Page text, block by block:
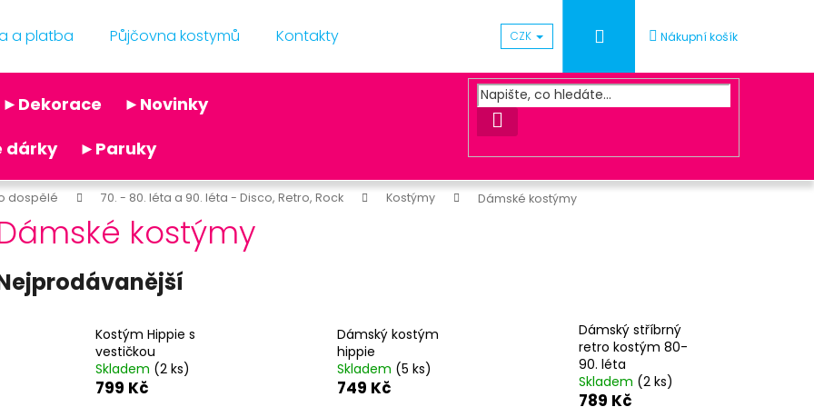
a platba Půjčovna kostymů Kontakty CZK PřihlášeníNákupní košík
►Dekorace
►Novinky
dárky ►Paruky
HLEDAT
dospělé 70. - 80. léta a 90. léta - Disco, Retro, Rock Kostýmy Dámské kostýmy
kostýmy
Kostým Hippie s
vestičkou
Skladem (2 ks)
799 Kč
Dámský kostým
hippie
Skladem (5 ks)
749 Kč
Dámský stříbrný
retro kostým 80-
90. léta
Skladem (2 ks)
789 Kč
Co potřebujete najít?
Doporučujeme
NAFUKOVACÍ BALÓNEK CHROMOVÝ -
14 Kč Původně:5 Kč